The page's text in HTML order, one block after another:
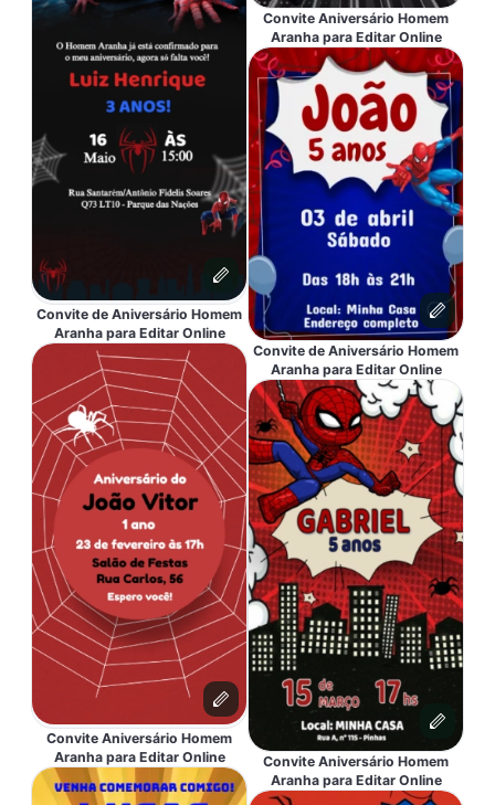
Convite de Aniversário Homem
Aranha para Editar Online
Convite Aniversário Homem
Aranha para Editar Online
Convite Aniversário Homem
Aranha para Editar Online
Convite de Aniversário Homem
Aranha para Editar Online
Convite Aniversário Homem
Aranha para Editar Online